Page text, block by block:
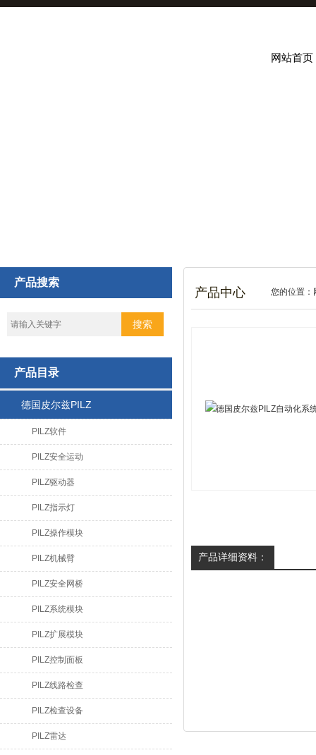
网站首页
产品搜索
产品目录
德国皮尔兹PILZ
PILZ软件
PILZ安全运动
PILZ驱动器
PILZ指示灯
PILZ操作模块
PILZ机械臂
PILZ安全网桥
PILZ系统模块
PILZ扩展模块
PILZ控制面板
PILZ线路检查
PILZ检查设备
PILZ雷达
产品中心 您的位置：
产品详细资料：